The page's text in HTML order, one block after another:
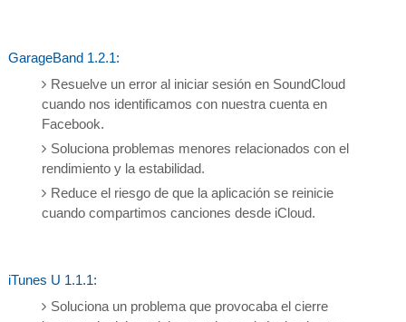
GarageBand 1.2.1:
Resuelve un error al iniciar sesión en SoundCloud
cuando nos identificamos con nuestra cuenta en
Facebook.
Soluciona problemas menores relacionados con el
rendimiento y la estabilidad.
Reduce el riesgo de que la aplicación se reinicie
cuando compartimos canciones desde iCloud.
iTunes U 1.1.1:
Soluciona un problema que provocaba el cierre